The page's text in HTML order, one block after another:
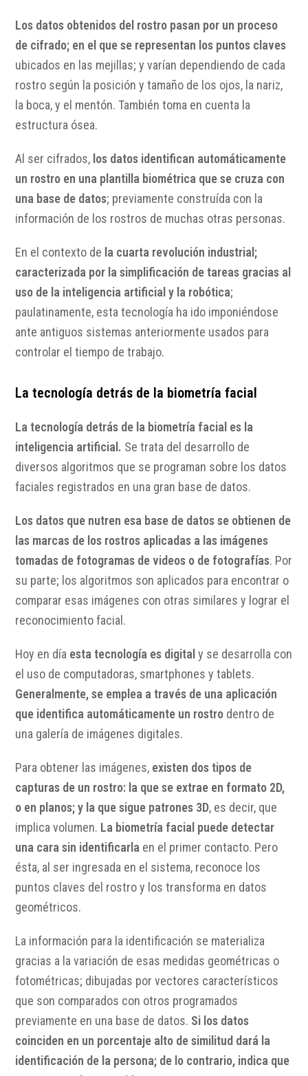
Los datos obtenidos del rostro pasan por un proceso
de cifrado; en el que se representan los puntos claves
ubicados en las mejillas; y varían dependiendo de cada
rostro según la posición y tamaño de los ojos, la nariz,
la boca, y el mentón. También toma en cuenta la
estructura ósea.
Al ser cifrados, los datos identifican automáticamente
un rostro en una plantilla biométrica que se cruza con
una base de datos; previamente construída con la
información de los rostros de muchas otras personas.
En el contexto de la cuarta revolución industrial;
caracterizada por la simplificación de tareas gracias al
uso de la inteligencia artificial y la robótica;
paulatinamente, esta tecnología ha ido imponiéndose
ante antiguos sistemas anteriormente usados para
controlar el tiempo de trabajo.
La tecnología detrás de la biometría facial
La tecnología detrás de la biometría facial es la
inteligencia artificial. Se trata del desarrollo de
diversos algoritmos que se programan sobre los datos
faciales registrados en una gran base de datos.
Los datos que nutren esa base de datos se obtienen de
las marcas de los rostros aplicadas a las imágenes
tomadas de fotogramas de videos o de fotografías. Por
su parte; los algoritmos son aplicados para encontrar o
comparar esas imágenes con otras similares y lograr el
reconocimiento facial.
Hoy en día esta tecnología es digitaly se desarrolla con
el uso de computadoras, smartphones y tablets.
Generalmente, se emplea a través de una aplicación
que identifica automáticamente un rostro dentro de
una galería de imágenes digitales.
Para obtener las imágenes, existen dos tipos de
capturas de un rostro: la que se extrae en formato 2D,
o en planos; y la que sigue patrones 3D, es decir, que
implica volumen. La biometría facial puede detectar
una cara sin identificarla en el primer contacto. Pero
ésta, al ser ingresada en el sistema, reconoce los
puntos claves del rostro y los transforma en datos
geométricos.
La información para la identificación se materializa
gracias a la variación de esas medidas geométricas o
fotométricas; dibujadas por vectores característicos
que son comparados con otros programados
previamente en una base de datos. Si los datos
coinciden en un porcentaje alto de similitud dará la
identificación de la persona; de lo contrario, indica que